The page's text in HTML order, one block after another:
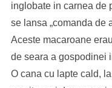
inglobate in carnea de
se lansa „comanda de
Aceste macaroane
de seara a gospodinei
O cana cu lapte cald,